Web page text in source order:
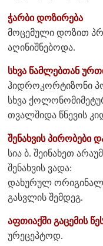
ჭარბი დოზირება
მოცემული დოზით
აღინიშნებოდა.
სხვა წამლებთან
ჰიდროკორტიზონი
სხვა
თვალშიდა წნევის
შენახვის პირობები
სია ბ. შეინახეთ
შენახვის ვადა:
დახურულ
გასვლის შემდეგ.
აფთიაქში გაცემის
ურეცეპტოდ.